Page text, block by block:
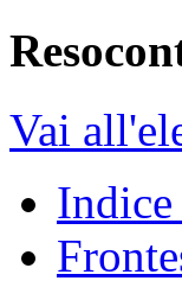
Vai
Indice